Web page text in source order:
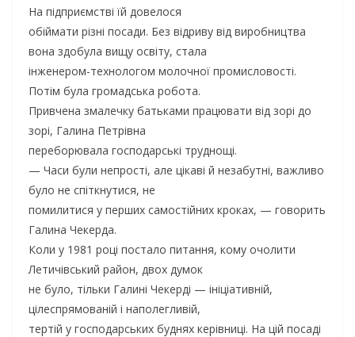
На підприємстві їй довелося
обіймати різні посади. Без відриву від виробництва
вона здобула вищу освіту, стала
інженером-технологом молочної промисловості.
Потім була громадська робота.
Привчена змалечку батьками працювати від зорі до
зорі, Галина Петрівна
переборювала господарські труднощі.
— Часи були непрості, але цікаві й незабутні, важливо
було не спіткнутися, не
помилитися у перших самостійних кроках, — говорить
Галина Чекерда.
Коли у 1981 році постало питання, кому очолити
Летичівський район, двох думок
не було, тільки Галині Чекерді — ініціативній,
цілеспрямованій і наполегливій,
тертій у господарських буднях керівниці. На цій посаді